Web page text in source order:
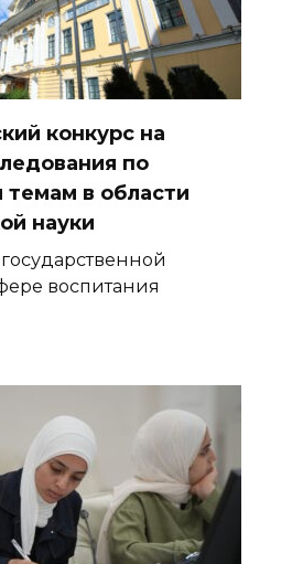
конкурс на
по
темам в области
науки
воспитания